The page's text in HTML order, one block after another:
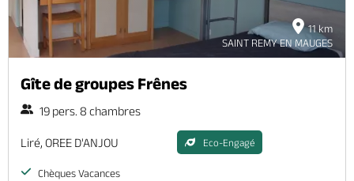
11 km
SAINT REMY EN MAUGES
Gîte de groupes Frênes
19 pers. 8 chambres
Liré, OREE D'ANJOU Eco-Engagé
Chèques Vacances